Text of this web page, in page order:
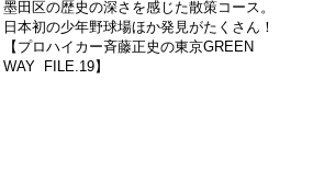
墨田区の歴史の深さを感じた散策コース。
日本初の少年野球場ほか発見がたくさん！
【プロハイカー斉藤正史の東京GREEN
WAY FILE.19】